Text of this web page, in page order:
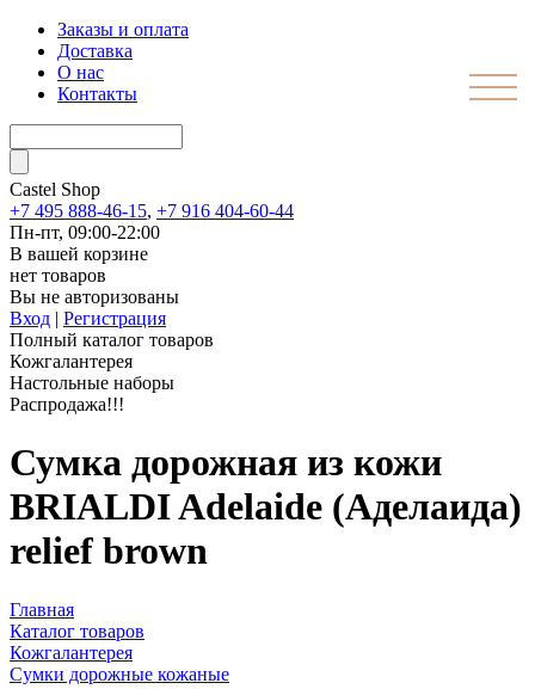
Заказы и оплата
Доставка
О нас
Контакты
Castel Shop
+7 495 888-46-15, +7 916 404-60-44
Пн-пт, 09:00-22:00
В вашей корзине
нет товаров
Вы не авторизованы
Вход | Регистрация
Полный каталог товаров
Кожгалантерея
Настольные наборы
Распродажа!!!
Сумка дорожная из кожи
BRIALDI Adelaide (Аделаида)
relief brown
Главная
Каталог товаров
Кожгалантерея
Сумки дорожные кожаные